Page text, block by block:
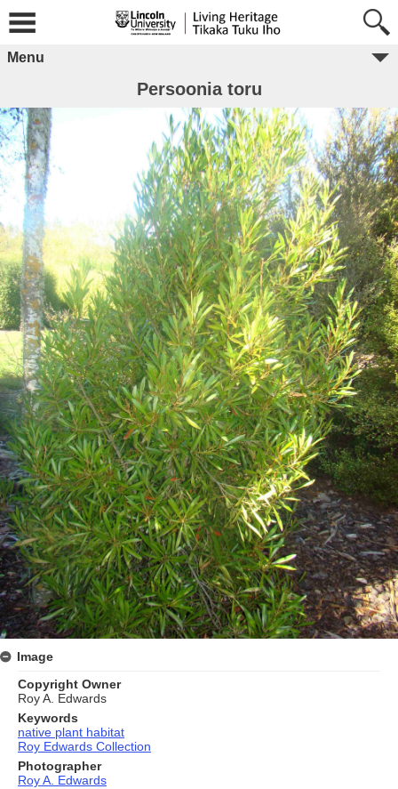
Menu
Persoonia toru
Image
Copyright Owner
Roy A. Edwards
Keywords
native plant habitat
Roy Edwards Collection
Photographer
Roy A. Edwards